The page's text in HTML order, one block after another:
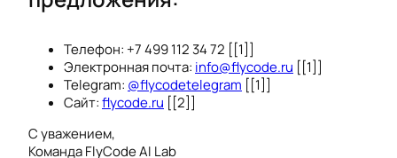
Телефон: +7 499 112 34 72 [[1]]
Электронная почта: info@flycode.ru [[1]]
Telegram: @flycodetelegram [[1]]
Сайт:flycode.ru [[2]]
С уважением,
Команда FlyCode AI Lab